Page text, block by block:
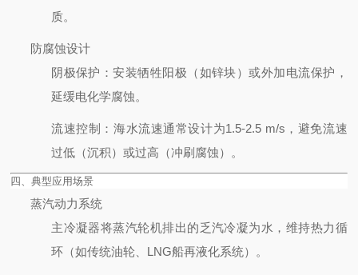
质。
防腐蚀设计
阴极保护 ：安装牺牲阳极（如锌块）或外加电流保护，
延缓电化学腐蚀。
流速控制 ：海水流速通常设计为1.5-2.5 m/s，避免流速
过低（沉积）或过高（冲刷腐蚀）。
四、典型应用场景
蒸汽动力系统
主冷凝器将蒸汽轮机排出的乏汽冷凝为水，维持热力循
环（如传统油轮、LNG船再液化系统）。